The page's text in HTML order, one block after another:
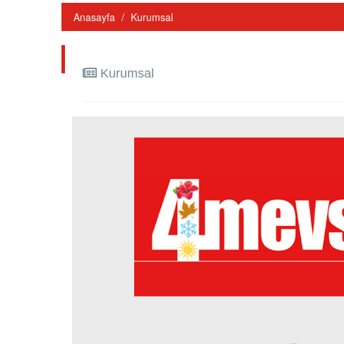
Anasayfa Kurumsal
Kurumsal